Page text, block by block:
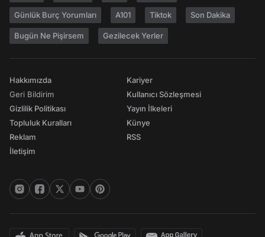
Günlük Burç Yorumları A101 Tiktok Son Dakika
Bugün Ne Pişirsem Gezilecek Yerler
Hakkımızda
Geri Bildirim
Gizlilik Politikası
Topluluk Kuralları
Reklam
İletişim
Kariyer
Kullanıcı Sözleşmesi
Yayın İlkeleri
Künye
RSS